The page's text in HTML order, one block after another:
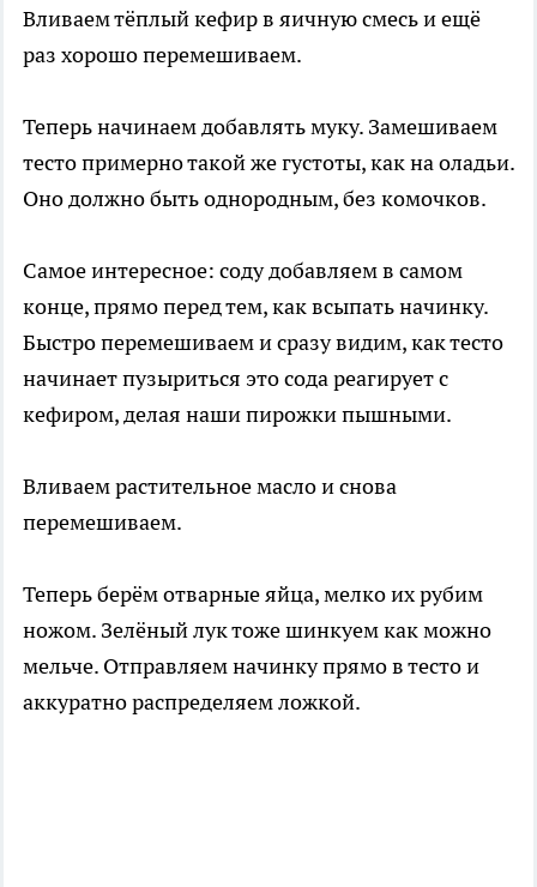
Вливаем тёплый кефир в яичную смесь и ещё
раз хорошо перемешиваем.
Теперь начинаем добавлять муку. Замешиваем
тесто примерно такой же густоты, как на оладьи.
Оно должно быть однородным, без комочков.
Самое интересное: соду добавляем в самом
конце, прямо перед тем, как всыпать начинку.
Быстро перемешиваем и сразу видим, как тесто
начинает пузыриться это сода реагирует с
кефиром, делая наши пирожки пышными.
Вливаем растительное масло и снова
перемешиваем.
Теперь берём отварные яйца, мелко их рубим
ножом. Зелёный лук тоже шинкуем как можно
мельче. Отправляем начинку прямо в тесто и
аккуратно распределяем ложкой.